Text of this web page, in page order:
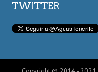
TWITTER